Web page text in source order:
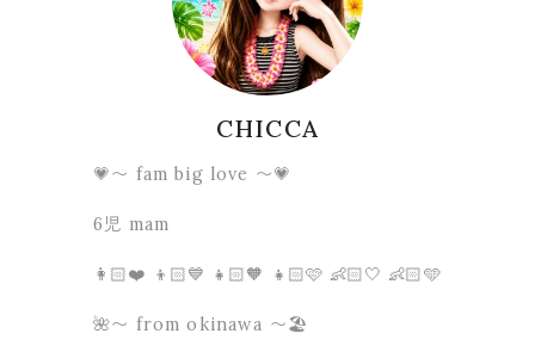
CHICCA
💗〜 fam big love 〜💗
6児 mam
👩🏻❤️ 👦🏻💙 👧🏻🧡 👧🏻🩷 👶🏻🤍 👶🏻🩵
🌺〜 from okinawa 〜🏖